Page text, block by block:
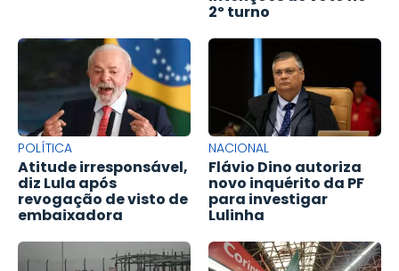
2º turno
POLÍTICA
Atitude irresponsável,
diz Lula após
revogação de visto de
embaixadora
NACIONAL
Flávio Dino autoriza
novo inquérito da PF
para investigar
Lulinha